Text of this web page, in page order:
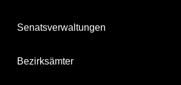
Senatsverwaltungen
Bezirksämter